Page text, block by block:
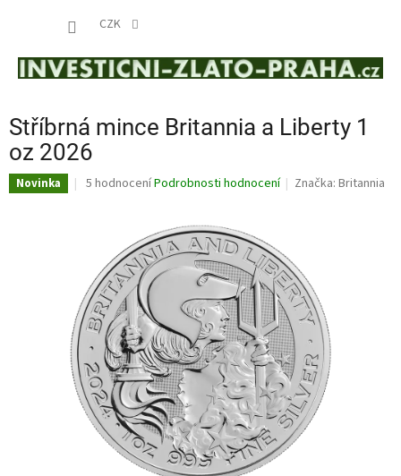
CZK
Stříbrná mince Britannia a Liberty 1
oz 2026
Novinka
Průměrné
5
hvězdiček.
5 hodnoceníPodrobnosti hodnocení Značka:Britannia